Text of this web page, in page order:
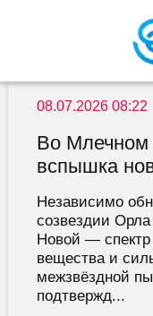
08.07.2026 08:22
Во Млечном
вспышка
Независимо
созвездии Орла
Новой —
вещества и
межзвёздной
подтвержд...